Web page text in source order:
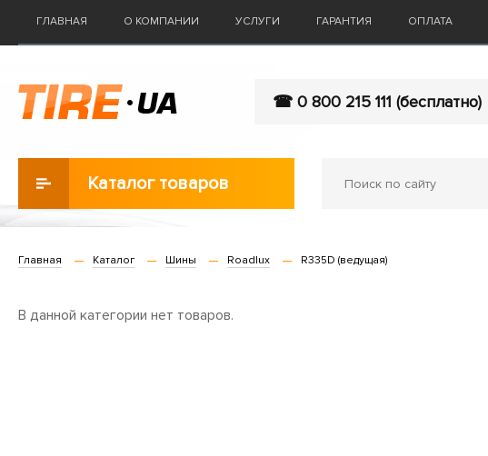
ГЛАВНАЯ О КОМПАНИИ УСЛУГИ ГАРАНТИЯ ОПЛАТА
☎ 0 800 215 111 (бесплатно)
Каталог товаров
Главная Каталог Шины Roadlux R335D (ведущая)
В данной категории нет товаров.